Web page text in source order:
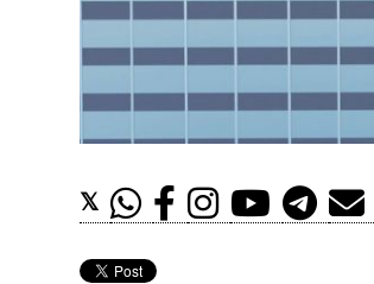
t
h
e
r
e
u
m
𝕏